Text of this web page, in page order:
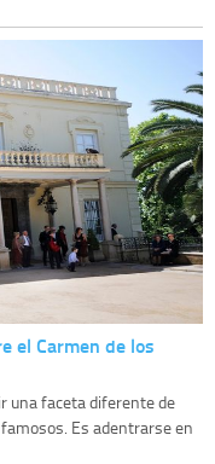
el Carmen de los
una faceta diferente de
Es adentrarse en